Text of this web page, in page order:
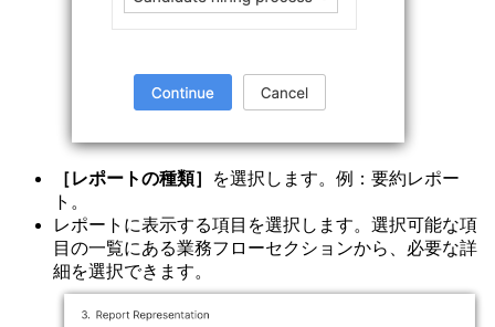
［レポートの種類］
を選択します。例：要約レポー
ト。
レポートに表示する項目を選択します。選択可能な項
目の一覧にある業務フローセクションから、必要な詳
細を選択できます。